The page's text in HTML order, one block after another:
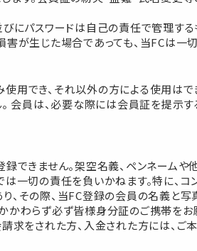
にパスワードは自己の責任で管理する
が生じた場合であっても、当FCは一
用でき、それ以外の方による使用はで
会員は、必要な際には会員証を提示す
できません。架空名義、ペンネームや
一切の責任を負いかねます。特に、
、その際、当FC登録の会員の名義と
わらず必ず皆様身分証のご携帯をお願
求をされた方、入金された方には、ご